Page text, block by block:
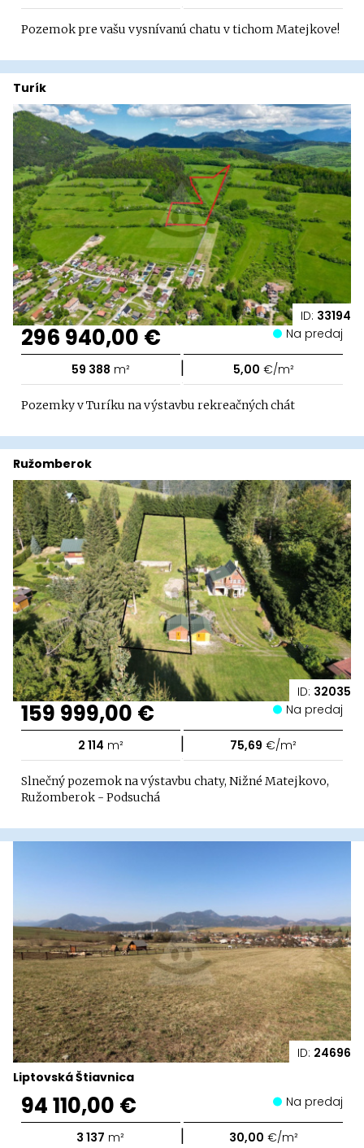
Pozemok pre vašu vysnívanú chatu v tichom Matejkove!
ID: 33194
Turík
296 940,00 € Na predaj
59 388 m² | 5,00 €/m²
Pozemky v Turíku na výstavbu rekreačných chát
ID: 32035
Ružomberok
159 999,00 € Na predaj
2 114 m² | 75,69 €/m²
Slnečný pozemok na výstavbu chaty, Nižné Matejkovo,
Ružomberok - Podsuchá
ID: 24696
Liptovská Štiavnica
94 110,00 € Na predaj
3 137 m² | 30,00 €/m²